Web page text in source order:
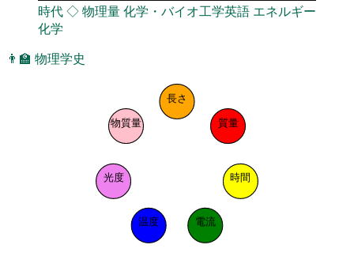
時代◇物理量化学・バイオ工学英語 エネルギー
化学
👨‍🏫 物理学史
長さ
質量
時間
電流
温度
光度
物質量